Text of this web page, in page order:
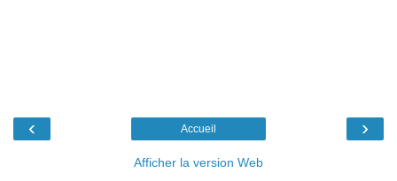
‹ ›
Accueil
Afficher la version Web